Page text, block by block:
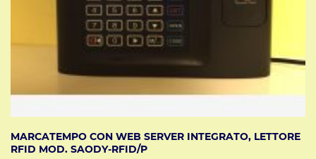
MARCATEMPO CON WEB SERVER INTEGRATO, LETTORE
RFID MOD. SAODY-RFID/P